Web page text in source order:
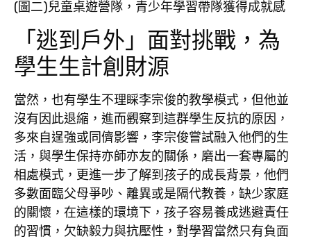
(圖二)兒童桌遊營隊，青少年學習帶隊獲得成就感
「逃到戶外」面對挑戰，為
學生生計創財源
當然，也有學生不理睬李宗俊的教學模式，但他並
沒有因此退縮，進而觀察到這群學生反抗的原因，
多來自逞強或同儕影響，李宗俊嘗試融入他們的生
活，與學生保持亦師亦友的關係，磨出一套專屬的
相處模式，更進一步了解到孩子的成長背景，他們
多數面臨父母爭吵、離異或是隔代教養，缺少家庭
的關懷，在這樣的環境下，孩子容易養成逃避責任
的習慣，欠缺毅力與抗壓性，對學習當然只有負面